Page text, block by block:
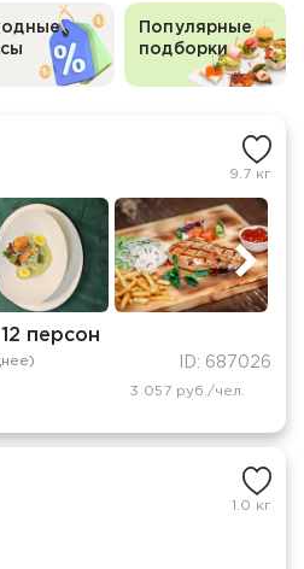
Популярные
подборки
9.7 кг
персон
ID: 687026
3 057 руб./чел.
1.0 кг